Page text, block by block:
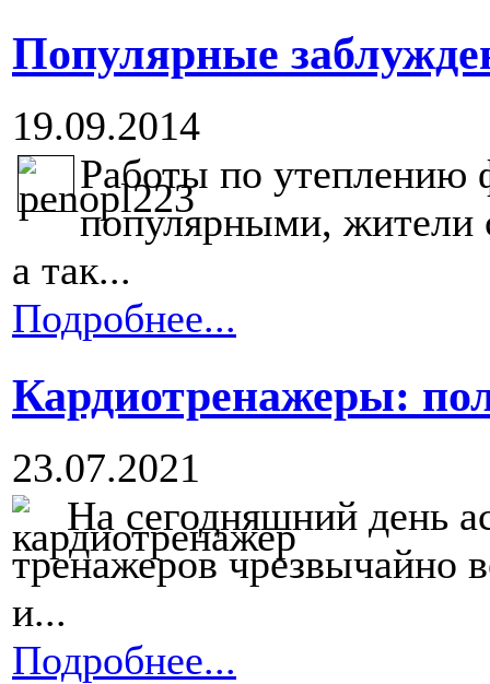
Популярные
19.09.2014
Работы по утеплению
популярными, жители
а так...
Подробнее...
Кардиотренажеры:
23.07.2021
На сегодняшний день
тренажеров чрезвычайно
и...
Подробнее...